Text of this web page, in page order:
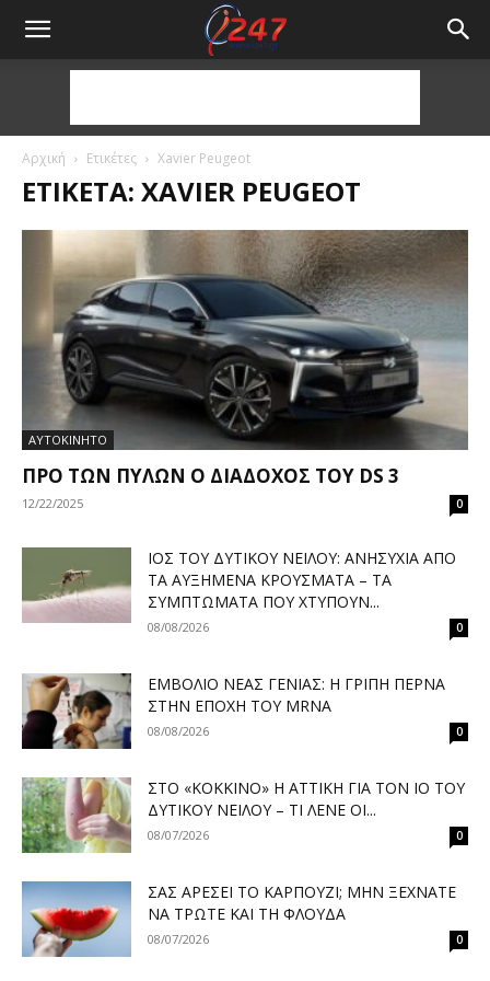
Αρχική Ετικέτες Xavier Peugeot
ΕΤΙΚΈΤΑ: XAVIER PEUGEOT
ΑΥΤΟΚΙΝΗΤΟ
ΠΡΟ ΤΩΝ ΠΥΛΏΝ Ο ΔΙΆΔΟΧΟΣ ΤΟΥ DS 3
12/22/2025 0
ΙΌΣ ΤΟΥ ΔΥΤΙΚΟΎ ΝΕΊΛΟΥ: ΑΝΗΣΥΧΊΑ ΑΠΌ
ΤΑ ΑΥΞΗΜΈΝΑ ΚΡΟΎΣΜΑΤΑ – ΤΑ
ΣΥΜΠΤΏΜΑΤΑ ΠΟΥ ΧΤΥΠΟΎΝ...
08/08/2026 0
ΕΜΒΌΛΙΟ ΝΈΑΣ ΓΕΝΙΆΣ: Η ΓΡΊΠΗ ΠΕΡΝΆ
ΣΤΗΝ ΕΠΟΧΉ ΤΟΥ MRNA
08/08/2026 0
ΣΤΟ «ΚΌΚΚΙΝΟ» Η ΑΤΤΙΚΉ ΓΙΑ ΤΟΝ ΙΌ ΤΟΥ
ΔΥΤΙΚΟΎ ΝΕΊΛΟΥ – ΤΙ ΛΈΝΕ ΟΙ...
08/07/2026 0
ΣΑΣ ΑΡΈΣΕΙ ΤΟ ΚΑΡΠΟΎΖΙ; ΜΗΝ ΞΕΧΝΆΤΕ
ΝΑ ΤΡΏΤΕ ΚΑΙ ΤΗ ΦΛΟΎΔΑ
08/07/2026 0